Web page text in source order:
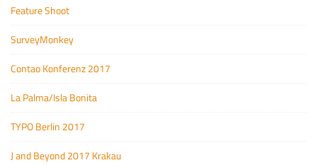
Feature Shoot
SurveyMonkey
Contao Konferenz 2017
La Palma/Isla Bonita
TYPO Berlin 2017
J and Beyond 2017 Krakau